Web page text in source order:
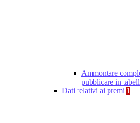
Ammontare
pubblicare in
Dati relativi ai premi 1